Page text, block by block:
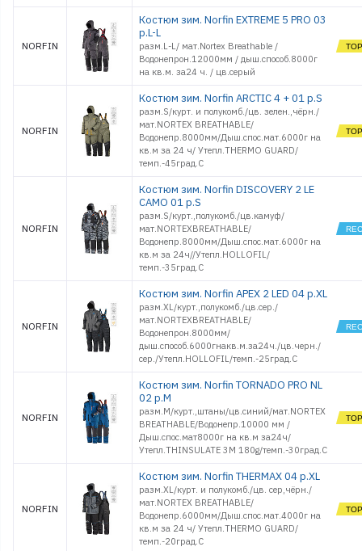
NORFIN
Костюм зим. Norfin EXTREME 5 PRO 03
р.L-L
разм.L-L/ мат.Nortex Breathable /
Водонепрон.12000мм / дыш.способ.8000г
на кв.м. за24 ч. / цв.серый
NORFIN
Костюм зим. Norfin ARCTIC 4 + 01 р.S
разм.S/курт. и полукомб./цв. зелен.,чёрн./
мат.NORTEX BREATHABLE/
Водонепр.8000мм/Дыш.спос.мат.6000г на
кв.м за 24 ч/ Утепл.THERMO GUARD/
темп.-45град.С
NORFIN
Костюм зим. Norfin DISCOVERY 2 LE
CAMO 01 р.S
разм.S/курт.,полукомб./цв.камуф/
мат.NORTEXBREATHABLE/
Водонепр.8000мм/Дыш.спос.мат.6000г на
кв.м за 24ч//Утепл.HOLLOFIL/
темп.-35град.С
NORFIN
Костюм зим. Norfin APEX 2 LED 04 р.XL
разм.XL/курт.,полукомб./цв.сер./
мат.NORTEXBREATHABLE/
Водонепрон.8000мм/
дыш.способ.6000гнакв.м.за24ч./цв.черн./
сер./Утепл.HOLLOFIL/темп.-25град.С
NORFIN
Костюм зим. Norfin TORNADO PRO NL
02 р.M
разм.M/курт.,штаны/цв.синий/мат.NORTEX
BREATHABLE/Водонепр.10000 мм /
Дыш.спос.мат8000г на кв.м за24ч/
Утепл.THINSULATE 3M 180g/темп.-30град.С
NORFIN
Костюм зим. Norfin THERMAX 04 р.XL
разм.XL/курт. и полукомб./цв. сер,чёрн./
мат.NORTEX BREATHABLE/
Водонепр.6000мм/Дыш.спос.мат.4000г на
кв.м за 24 ч/ Утепл.THERMO GUARD/
темп.-20град.С